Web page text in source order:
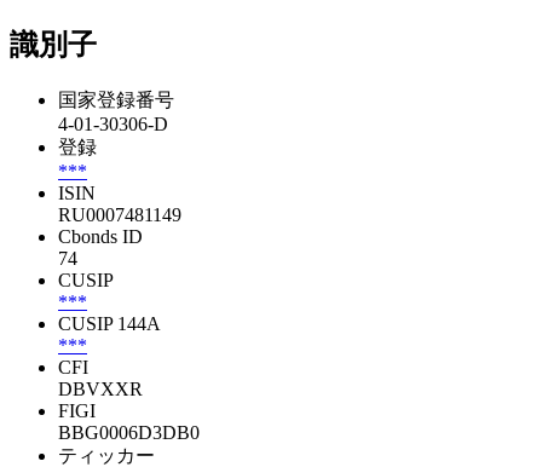
識別子
国家登録番号
4-01-30306-D
登録
***
ISIN
RU0007481149
Cbonds ID
74
CUSIP
***
CUSIP 144A
***
CFI
DBVXXR
FIGI
BBG0006D3DB0
ティッカー